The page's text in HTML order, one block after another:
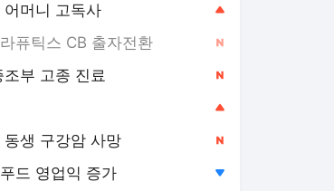
어머니 고독사
퓨틱스 CB 출자전환
조부 고종 진료
동생 구강암 사망
드 영업익 증가